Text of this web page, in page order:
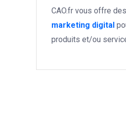
CAO.fr vous offre des
marketing digital
produits et/ou